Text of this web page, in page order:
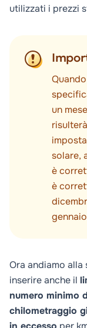
utilizzati i prezzi
un
solare,
è
è
Ora andiamo alla
inserire anche il
numero minimo
chilometraggio